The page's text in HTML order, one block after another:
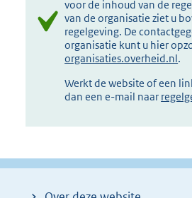
voor de inhoud van de
van de organisatie ziet u
regelgeving. De
organisatie kunt u hier
organisaties.overheid.nl.
Werkt de website of een
dan een e-mail naar